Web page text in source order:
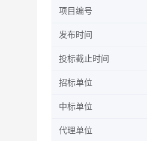
项目编号
发布时间
投标截止时间
招标单位
中标单位
代理单位